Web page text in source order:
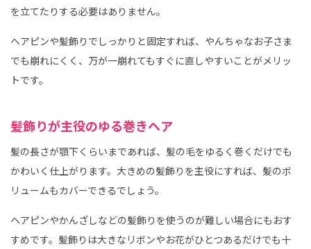
を立てたりする必要はありません。
ヘアピンや髪飾りでしっかりと固定すれば、やんちゃなお子さま
でも崩れにくく、万が一崩れてもすぐに直しやすいことがメリッ
トです。
髪飾りが主役のゆる巻きヘア
髪の長さが顎下くらいまであれば、髪の毛をゆるく巻くだけでも
かわいく仕上がります。大きめの髪飾りを主役にすれば、髪のボ
リュームもカバーできるでしょう。
ヘアピンやかんざしなどの髪飾りを使うのが難しい場合にもおす
すめです。髪飾りは大きなリボンやお花がひとつあるだけでも十